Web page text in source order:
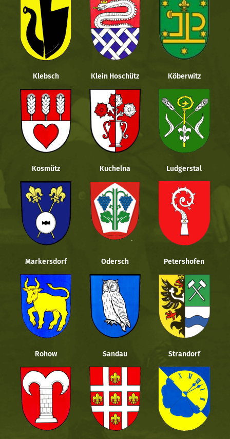
Klebsch Klein Hoschütz Köberwitz
Kosmütz Kuchelna Ludgerstal
Markersdorf Odersch Petershofen
Rohow Sandau Strandorf